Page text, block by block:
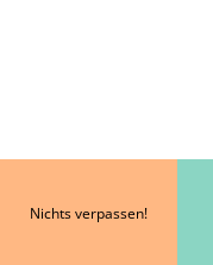
Nichts verpassen!